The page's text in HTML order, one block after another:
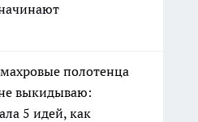
полотенца
выкидываю:
5 идей, как